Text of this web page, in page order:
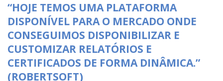
“HOJE TEMOS UMA PLATAFORMA
DISPONÍVEL PARA O MERCADO ONDE
CONSEGUIMOS DISPONIBILIZAR E
CUSTOMIZAR RELATÓRIOS E
CERTIFICADOS DE FORMA DINÂMICA.”
(ROBERTSOFT)